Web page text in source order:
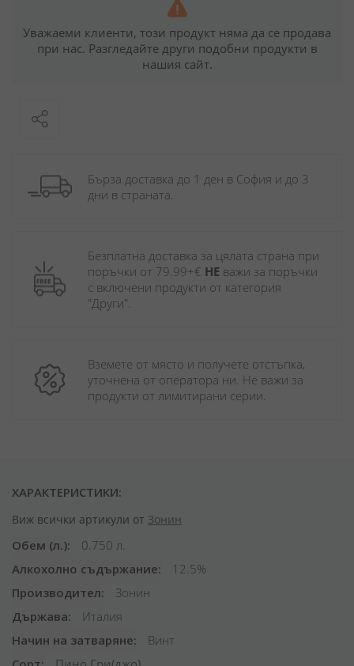
Уважаеми клиенти, този продукт няма да се продава
при нас. Разгледайте други подобни продукти в
нашия сайт.
Бърза доставка до 1 ден в София и до 3
дни в страната.
Безплатна доставка за цялата страна при
поръчки от 79.99+€ НЕ важи за поръчки
с включени продукти от категория
"Други".
Вземете от място и получете отстъпка,
уточнена от оператора ни. Не важи за
продукти от лимитирани серии.
ХАРАКТЕРИСТИКИ:
Виж всички артикули от Зонин
Обем (л.)
0.750 л.
Алкохолно съдържание
12.5%
Производител
Зонин
Държава
Италия
Начин на затваряне
Винт